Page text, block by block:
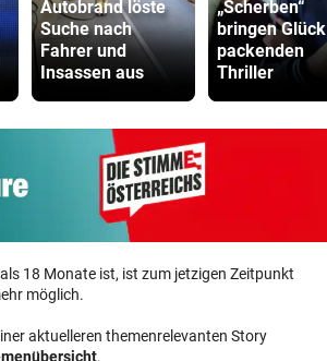
Autobrand löste
Suche nach
Fahrer und
Insassen aus
„Scherben“
bringen
packenden
Thriller
18 Monate ist, ist zum jetzigen Zeitpunkt
möglich.
aktuelleren themenrelevanten Story
.